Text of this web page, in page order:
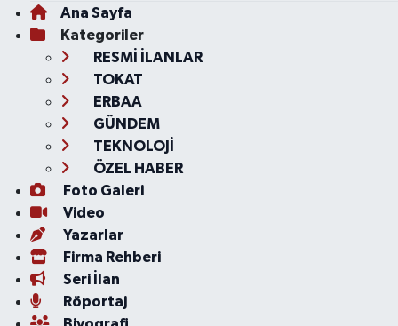
Ana Sayfa
Kategoriler
RESMİ İLANLAR
TOKAT
ERBAA
GÜNDEM
TEKNOLOJİ
ÖZEL HABER
Foto Galeri
Video
Yazarlar
Firma Rehberi
Seri İlan
Röportaj